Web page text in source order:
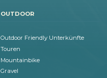
OUTDOOR
Outdoor Friendly Unterkünfte
Touren
Mountainbike
Gravel